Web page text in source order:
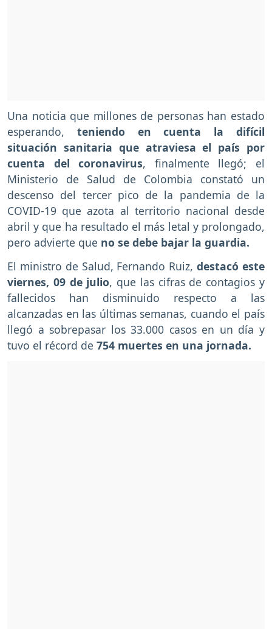
Una noticia que millones de personas han estado
esperando, teniendo en cuenta la difícil
situación sanitaria que atraviesa el país por
cuenta del coronavirus, finalmente llegó; el
Ministerio de Salud de Colombia constató un
descenso del tercer pico de la pandemia de la
COVID-19 que azota al territorio nacional desde
abril y que ha resultado el más letal y prolongado,
pero advierte que no se debe bajar la guardia.
El ministro de Salud, Fernando Ruiz,destacó este
viernes, 09 de julio, que las cifras de contagios y
fallecidos han disminuido respecto a las
alcanzadas en las últimas semanas, cuando el país
llegó a sobrepasar los 33.000 casos en un día y
tuvo el récord de 754 muertes en una jornada.